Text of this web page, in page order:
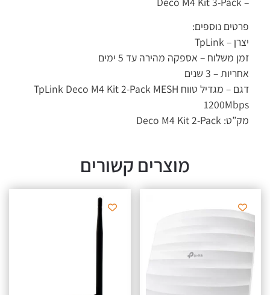
פרטים נוספים:
יצרן – TpLink
זמן משלוח – אספקה מהירה עד 5 ימים
אחריות – 3 שנים
דגם – מגדיל טווח TpLink Deco M4 Kit 2-Pack MESH
1200Mbps
מק”ט: Deco M4 Kit 2-Pack
מוצרים קשורים